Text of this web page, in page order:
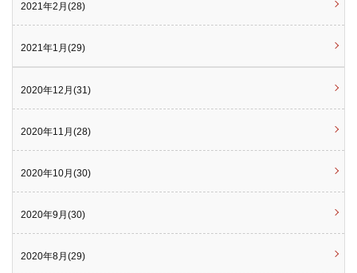
2021年2月(28)
2021年1月(29)
2020年12月(31)
2020年11月(28)
2020年10月(30)
2020年9月(30)
2020年8月(29)